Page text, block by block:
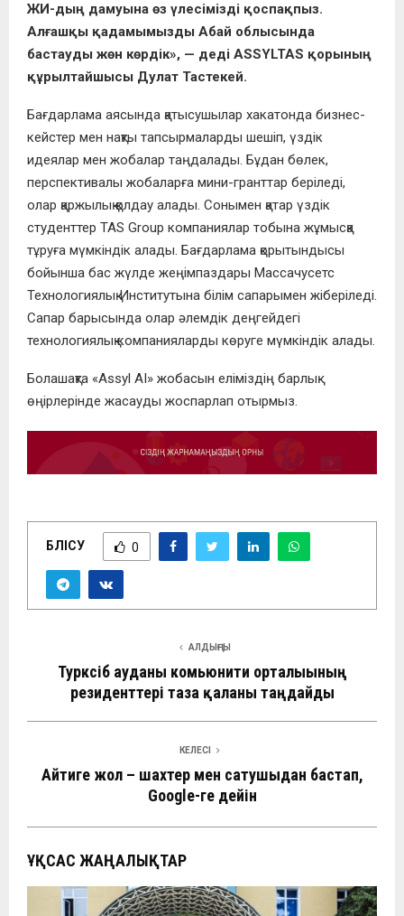
ЖИ-дың дамуына өз үлесімізді қоспақпыз.
Алғашқы қадамымызды Абай облысында
бастауды жөн көрдік», — деді ASSYLTAS қорының
құрылтайшысы Дулат Тастекей.
Бағдарлама аясында қатысушылар хакатонда бизнес-
кейстер мен нақты тапсырмаларды шешіп, үздік
идеялар мен жобалар таңдалады. Бұдан бөлек,
перспективалы жобаларға мини-гранттар беріледі,
олар қаржылық қолдау алады. Сонымен қатар үздік
студенттер TAS Group компаниялар тобына жұмысқа
тұруға мүмкіндік алады. Бағдарлама қорытындысы
бойынша бас жүлде жеңімпаздары Массачусетс
Технологиялық Институтына білім сапарымен жіберіледі.
Сапар барысында олар әлемдік деңгейдегі
технологиялық компанияларды көруге мүмкіндік алады.
Болашақта «Assyl AI» жобасын еліміздің барлық
өңірлерінде жасауды жоспарлап отырмыз.
БӨЛІСУ 0
АЛДЫҢҒЫ
Турксіб ауданы комьюнити орталығының
резиденттері таза қаланы таңдайды
КЕЛЕСІ
Айтиге жол – шахтер мен сатушыдан бастап,
Google-ге дейін
ҰҚСАС ЖАҢАЛЫҚТАР